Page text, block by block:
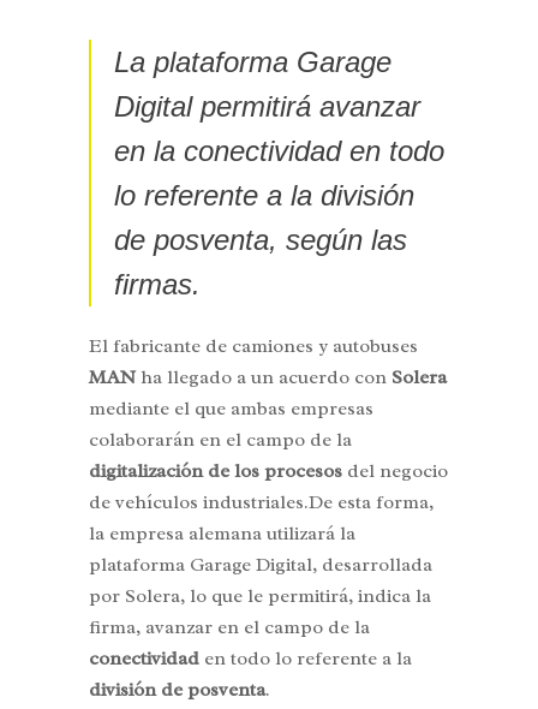
La plataforma Garage
Digital permitirá avanzar
en la conectividad en todo
lo referente a la división
de posventa, según las
firmas.
El fabricante de camiones y autobuses
MANha llegado a un acuerdo con Solera
mediante el que ambas empresas
colaborarán en el campo de la
digitalización de los procesos del negocio
de vehículos industriales.De esta forma,
la empresa alemana utilizará la
plataforma Garage Digital, desarrollada
por Solera, lo que le permitirá, indica la
firma, avanzar en el campo de la
conectividad en todo lo referente a la
división de posventa.